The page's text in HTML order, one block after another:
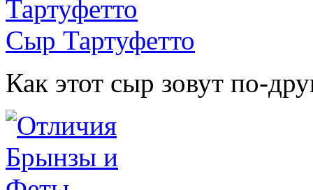
Сыр Тартуфетто
Как этот сыр зовут по-